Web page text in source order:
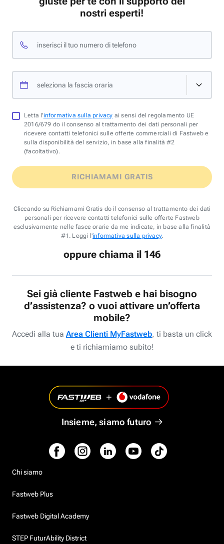
nostri esperti!
inserisci il tuo numero di telefono
seleziona la fascia oraria
Letta l'informativa sulla privacy ai sensi del regolamento UE
2016/679 do il consenso al trattamento dei dati personali per
ricevere contatti telefonici sulle offerte commerciali di Fastweb e
sulla disponibilità del servizio, in base alla finalità #2
(facoltativo).
RICHIAMAMI GRATIS
Cliccando su Richiamami Gratis do il consenso al trattamento dei dati
personali per ricevere contatti telefonici sulle offerte Fastweb
esclusivamente nelle fasce orarie da me indicate, in base alla finalità
#1. Leggi l'informativa sulla privacy.
oppure chiama il 146
Sei già cliente Fastweb e hai bisogno
d’assistenza? o vuoi attivare un’offerta
mobile?
Accedi alla tua Area Clienti MyFastweb, ti basta un click
e ti richiamiamo subito!
Insieme, siamo futuro
Chi siamo
Fastweb Plus
Fastweb Digital Academy
STEP FuturAbility District